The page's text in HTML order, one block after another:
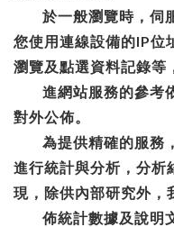
於一般瀏覽時，伺
您使用連線設備的IP位
瀏覽及點選資料記錄等
進網站服務的參考
對外公佈。
為提供精確的服務
進行統計與分析，分析
現，除供內部研究外，
佈統計數據及說明